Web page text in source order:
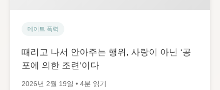
데이트 폭력
때리고 나서 안아주는 행위, 사랑이 아닌 ‘공
포에 의한 조련’이다
2026년 2월 19일 • 4분 읽기